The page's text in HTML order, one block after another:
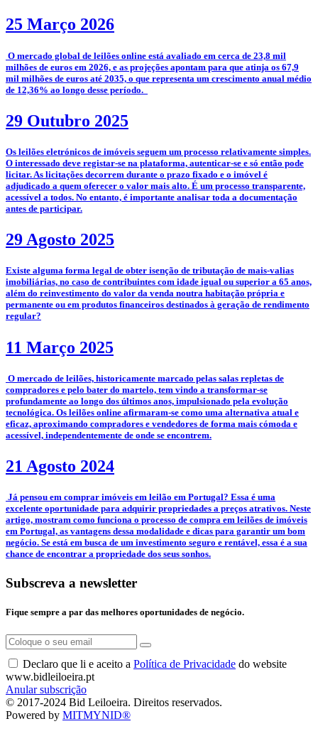
25 Março 2026
­­ O mercado global de leilões online está avaliado em cerca de 23,8 mil
milhões de euros em 2026, e as projeções apontam para que atinja os 67,9
mil milhões de euros até 2035, o que representa um crescimento anual médio
de 12,36% ao longo desse período.
29 Outubro 2025
­­Os leilões eletrónicos de imóveis seguem um processo relativamente simples.
O interessado deve registar-se na plataforma, autenticar-se e só então pode
licitar. As licitações decorrem durante o prazo fixado e o imóvel é
adjudicado a quem oferecer o valor mais alto. É um processo transparente,
acessível a todos. No entanto, é importante analisar toda a documentação
antes de participar.
29 Agosto 2025
­Existe alguma forma legal de obter isenção de tributação de mais-valias
imobiliárias, no caso de contribuintes com idade igual ou superior a 65 anos,
além do reinvestimento do valor da venda noutra habitação própria e
permanente ou em produtos financeiros destinados à geração de rendimento
regular?
11 Março 2025
­­­­ O mercado de leilões, historicamente marcado pelas salas repletas de
compradores e pelo bater do martelo, tem vindo a transformar-se
profundamente ao longo dos últimos anos, impulsionado pela evolução
tecnológica. Os leilões online afirmaram-se como uma alternativa atual e
eficaz, aproximando compradores e vendedores de forma mais cómoda e
acessível, independentemente de onde se encontrem.
21 Agosto 2024
­ Já pensou em comprar imóveis em leilão em Portugal? Essa é uma
excelente oportunidade para adquirir propriedades a preços atrativos. Neste
artigo, mostram como funciona o processo de compra em leilões de imóveis
em Portugal, as vantagens dessa modalidade e dicas para garantir um bom
negócio. Se está em busca de um investimento seguro e rentável, essa é a sua
chance de encontrar a propriedade dos seus sonhos.
Subscreva a newsletter
Fique sempre a par das melhores oportunidades de negócio.
Declaro que li e aceito a Política de Privacidade do website
www.bidleiloeira.pt
Anular subscrição
© 2017-2024 Bid Leiloeira. Direitos reservados.
Powered by MITMYNID®